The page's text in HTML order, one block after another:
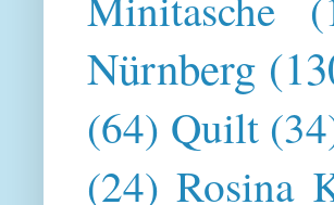
Nürnberg
(64) Quilt
(24) Rosina